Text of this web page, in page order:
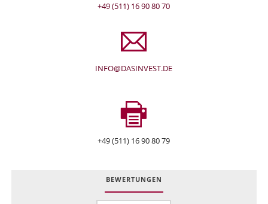
+49 (511) 16 90 80 70
INFO@DASINVEST.DE
+49 (511) 16 90 80 79
BEWERTUNGEN